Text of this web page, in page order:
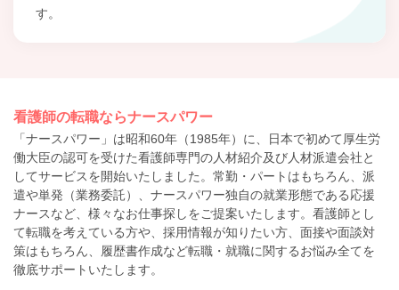
す。
看護師の転職ならナースパワー
「ナースパワー」は昭和60年（1985年）に、日本で初めて厚生労
働大臣の認可を受けた看護師専門の人材紹介及び人材派遣会社と
してサービスを開始いたしました。常勤・パートはもちろん、派
遣や単発（業務委託）、ナースパワー独自の就業形態である応援
ナースなど、様々なお仕事探しをご提案いたします。看護師とし
て転職を考えている方や、採用情報が知りたい方、面接や面談対
策はもちろん、履歴書作成など転職・就職に関するお悩み全てを
徹底サポートいたします。